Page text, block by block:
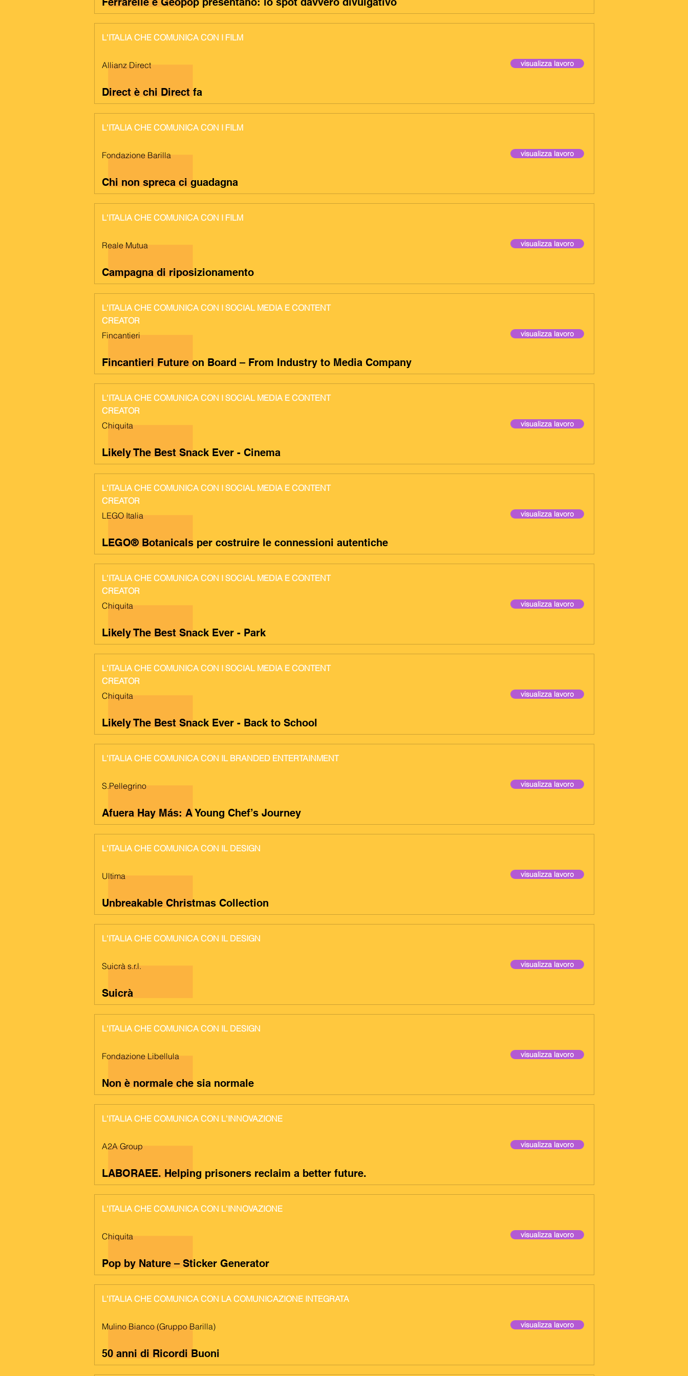
L'ITALIA CHE COMUNICA CON I FILM
Allianz Direct visualizza lavoro
Direct è chi Direct fa
L'ITALIA CHE COMUNICA CON I FILM
Fondazione Barilla visualizza lavoro
Chi non spreca ci guadagna
L'ITALIA CHE COMUNICA CON I FILM
Reale Mutua visualizza lavoro
Campagna di riposizionamento
L'ITALIA CHE COMUNICA CON I SOCIAL MEDIA E CONTENT
CREATOR
Fincantieri
visualizza lavoro
Fincantieri Future on Board – From Industry to Media Company
L'ITALIA CHE COMUNICA CON I SOCIAL MEDIA E CONTENT
CREATOR
Chiquita
visualizza lavoro
Likely The Best Snack Ever - Cinema
L'ITALIA CHE COMUNICA CON I SOCIAL MEDIA E CONTENT
CREATOR
LEGO Italia
visualizza lavoro
LEGO® Botanicals per costruire le connessioni autentiche
L'ITALIA CHE COMUNICA CON I SOCIAL MEDIA E CONTENT
CREATOR
Chiquita
visualizza lavoro
Likely The Best Snack Ever - Park
L'ITALIA CHE COMUNICA CON I SOCIAL MEDIA E CONTENT
CREATOR
Chiquita
visualizza lavoro
Likely The Best Snack Ever - Back to School
L'ITALIA CHE COMUNICA CON IL BRANDED ENTERTAINMENT
S.Pellegrino visualizza lavoro
Afuera Hay Más: A Young Chef’s Journey
L'ITALIA CHE COMUNICA CON IL DESIGN
Ultima visualizza lavoro
Unbreakable Christmas Collection
L'ITALIA CHE COMUNICA CON IL DESIGN
Suicrà s.r.l. visualizza lavoro
Suicrà
L'ITALIA CHE COMUNICA CON IL DESIGN
Fondazione Libellula visualizza lavoro
Non è normale che sia normale
L'ITALIA CHE COMUNICA CON L'INNOVAZIONE
A2A Group visualizza lavoro
LABORAEE. Helping prisoners reclaim a better future.
L'ITALIA CHE COMUNICA CON L'INNOVAZIONE
Chiquita visualizza lavoro
Pop by Nature – Sticker Generator
L'ITALIA CHE COMUNICA CON LA COMUNICAZIONE INTEGRATA
Mulino Bianco (Gruppo Barilla) visualizza lavoro
50 anni di Ricordi Buoni